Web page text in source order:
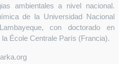
ambientales a nivel nacional.
de la Universidad Nacional
con doctorado en
École Centrale París (Francia).